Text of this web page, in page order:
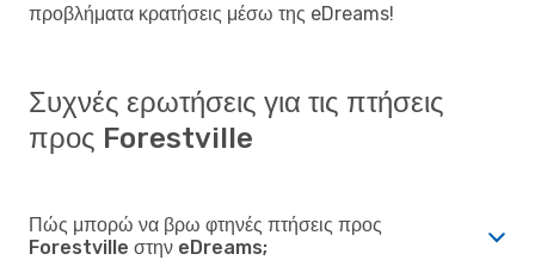
προβλήματα κρατήσεις μέσω της eDreams!
Συχνές ερωτήσεις για τις πτήσεις
προς Forestville
Πώς μπορώ να βρω φτηνές πτήσεις προς
Forestville στην eDreams;